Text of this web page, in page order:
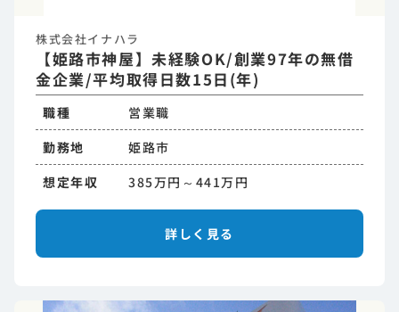
株式会社イナハラ
【姫路市神屋】未経験OK/創業97年の無借
金企業/平均取得日数15日(年)
職種
営業職
勤務地
姫路市
想定年収
385万円～441万円
詳しく見る